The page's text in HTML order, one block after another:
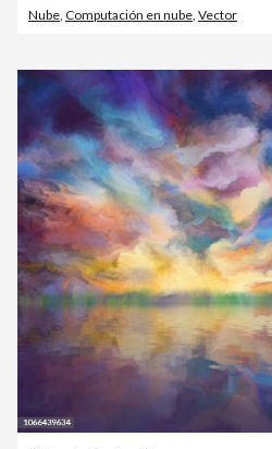
Nube, Computación en nube, Vector